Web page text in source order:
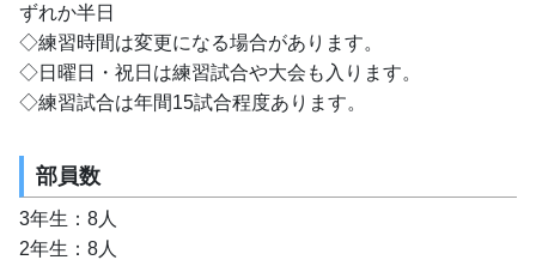
ずれか半日
◇練習時間は変更になる場合があります。
◇日曜日・祝日は練習試合や大会も入ります。
◇練習試合は年間15試合程度あります。
部員数
3年生：8人
2年生：8人